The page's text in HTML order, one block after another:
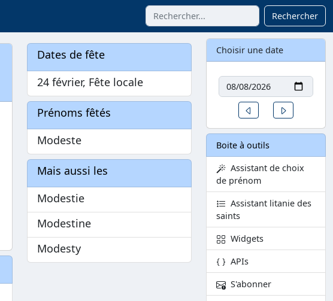
Rechercher
Dates de fête
24 février, Fête locale
Prénoms fêtés
Modeste
Mais aussi les
Modestie
Modestine
Modesty
Choisir une date
Date
Un jour avant
Boite à outils
Assistant de choix
de prénom
Assistant litanie des
saints
Widgets
APIs
S'abonner